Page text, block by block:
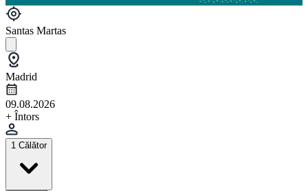
Santas Martas
Madrid
09.08.2026
+ Întors
1 Călător